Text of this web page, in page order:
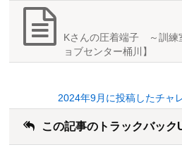
Kさんの圧着端子 ～訓
ョブセンター桶川】
2024年9月に投稿したチャ
この記事のトラックバック